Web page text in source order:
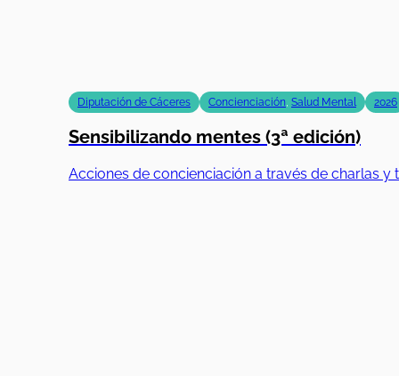
Diputación de Cáceres Concienciación, Salud Mental 2026
Sensibilizando mentes (3ª edición)
Acciones de concienciación a través de charlas